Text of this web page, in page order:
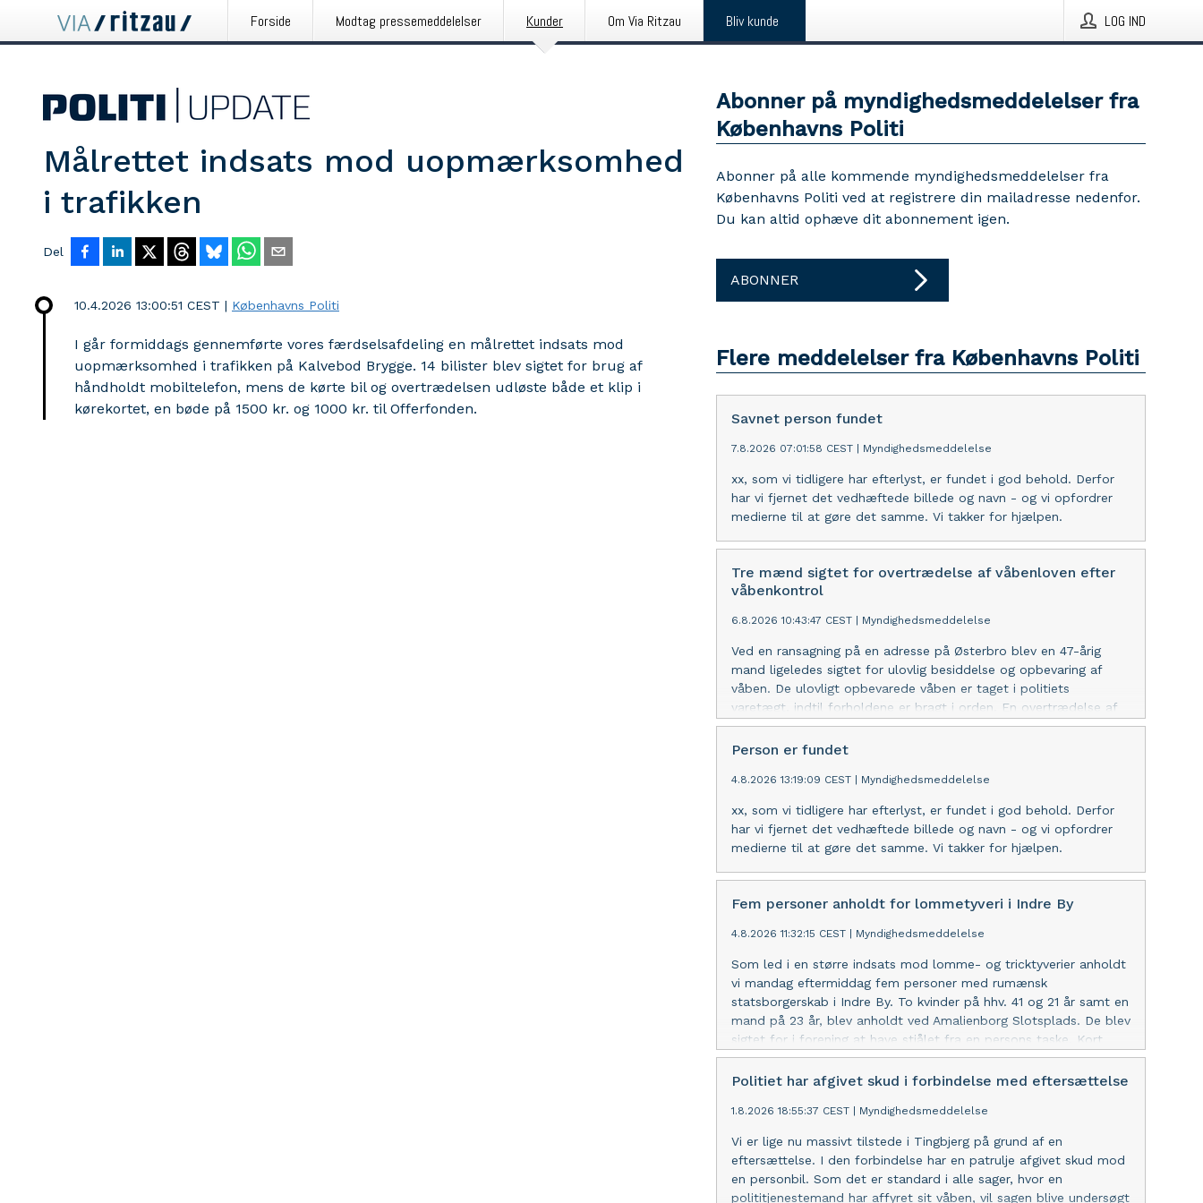
Forside Modtag pressemeddelelser Kunder Om Via Ritzau Bliv kunde LOG IND
Målrettet indsats mod uopmærksomhed
i trafikken
Del
10.4.2026 13:00:51 CEST | Københavns Politi
I går formiddags gennemførte vores færdselsafdeling en målrettet indsats mod
uopmærksomhed i trafikken på Kalvebod Brygge. 14 bilister blev sigtet for brug af
håndholdt mobiltelefon, mens de kørte bil og overtrædelsen udløste både et klip i
kørekortet, en bøde på 1500 kr. og 1000 kr. til Offerfonden.
Abonner på myndighedsmeddelelser fra
Københavns Politi
Abonner på alle kommende myndighedsmeddelelser fra
Københavns Politi ved at registrere din mailadresse nedenfor.
Du kan altid ophæve dit abonnement igen.
ABONNER
Flere meddelelser fra Københavns Politi
Savnet person fundet
7.8.2026 07:01:58 CEST Myndighedsmeddelelse
xx, som vi tidligere har efterlyst, er fundet i god behold. Derfor
har vi fjernet det vedhæftede billede og navn - og vi opfordrer
medierne til at gøre det samme. Vi takker for hjælpen.
Tre mænd sigtet for overtrædelse af våbenloven efter
våbenkontrol
6.8.2026 10:43:47 CEST Myndighedsmeddelelse
Ved en ransagning på en adresse på Østerbro blev en 47-årig
mand ligeledes sigtet for ulovlig besiddelse og opbevaring af
våben. De ulovligt opbevarede våben er taget i politiets
varetægt, indtil forholdene er bragt i orden. En overtrædelse af
våbenloven kan bl.a. medføre, at man mister retten til at besidde
våben, herunder jagttegn.
Person er fundet
4.8.2026 13:19:09 CEST Myndighedsmeddelelse
xx, som vi tidligere har efterlyst, er fundet i god behold. Derfor
har vi fjernet det vedhæftede billede og navn - og vi opfordrer
medierne til at gøre det samme. Vi takker for hjælpen.
Fem personer anholdt for lommetyveri i Indre By
4.8.2026 11:32:15 CEST Myndighedsmeddelelse
Som led i en større indsats mod lomme- og tricktyverier anholdt
vi mandag eftermiddag fem personer med rumænsk
statsborgerskab i Indre By. To kvinder på hhv. 41 og 21 år samt en
mand på 23 år, blev anholdt ved Amalienborg Slotsplads. De blev
sigtet for i forening at have stjålet fra en persons taske. Kort
efter blev yderligere to mænd på 33 og 40 år, anholdt ved
Nyhavn for præcis samme forseelse. Alle fem personer bliver
Politiet har afgivet skud i forbindelse med eftersættelse
1.8.2026 18:55:37 CEST Myndighedsmeddelelse
Vi er lige nu massivt tilstede i Tingbjerg på grund af en
eftersættelse. I den forbindelse har en patrulje afgivet skud mod
en personbil. Som det er standard i alle sager, hvor en
polititjenestemand har affyret sit våben, vil sagen blive undersøgt